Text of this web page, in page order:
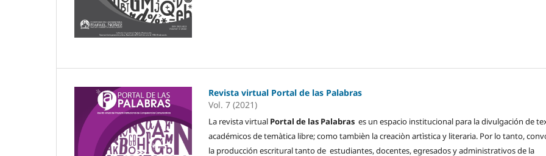
Revista virtual Portal de las Palabras
Vol. 7 (2021)
La revista virtual Portal de las Palabras es un espacio institucional para la divulgación de
académicos de temàtica libre; como tambièn la creaciòn artìstica y literaria. Por lo tanto,
la producción escritural tanto de estudiantes, docentes, egresados y administrativos de la